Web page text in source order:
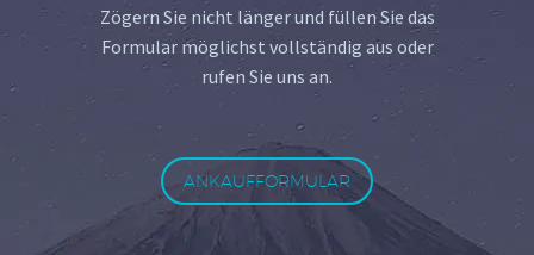
Zögern Sie nicht länger und füllen Sie das
Formular möglichst vollständig aus oder
rufen Sie uns an.
ANKAUFFORMULAR